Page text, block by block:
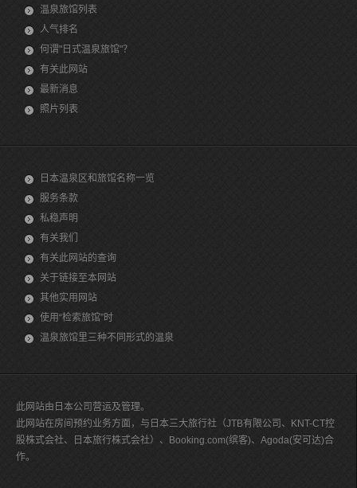
温泉旅馆列表
人气排名
何谓"日式温泉旅馆"？
有关此网站
最新消息
照片列表
日本温泉区和旅馆名称一览
服务条款
私稳声明
有关我们
有关此网站的查询
关于链接至本网站
其他实用网站
使用“检索旅馆”时
温泉旅馆里三种不同形式的温泉
此网站由日本公司营运及管理。
此网站在房间预约业务方面，与日本三大旅行社（JTB有限公司、KNT-CT控
股株式会社、日本旅行株式会社）、Booking.com(缤客)、Agoda(安可达)合
作。